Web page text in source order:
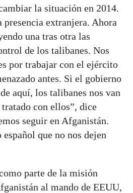
la situación en 2014.
presencia extranjera. Ahora
una tras otra las
de los talibanes. Nos
por trabajar con el ejército
antes. Si el gobierno
aquí, los talibanes nos van
con ellos”, dice
seguir en Afganistán.
que no nos dejen
parte de la misión
al mando de EEUU,